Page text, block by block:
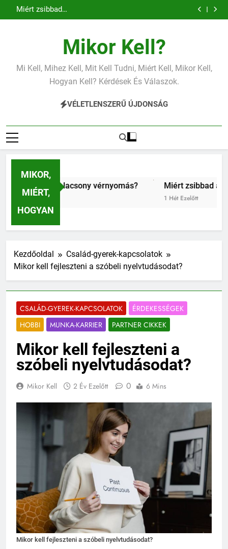
Ugrás
a
Miért fáj a váll?
Miért zsibbad a kéz?
Mit jelent az alacsony vas?
Miért fáj a váll?
Mit jelent az alacsony vérnyomás?
Miért zsibbad a kéz?
Mikor Kell?
Mi Kell, Mihez Kell, Mit Kell Tudni, Miért Kell, Mikor Kell,
Hogyan Kell? Kérdések És Válaszok.
VÉLETLENSZERŰ ÚJDONSÁG
MIKOR,
MIÉRT,
HOGYAN
alacsony vérnyomás? Miért zsibbad a kéz?
Kezdőoldal
Család-gyerek-kapcsolatok
Mikor kell fejleszteni a szóbeli nyelvtudásodat?
CSALÁD-GYEREK-KAPCSOLATOK
ÉRDEKESSÉGEK
HOBBI
MUNKA-KARRIER PARTNER CIKKEK
Mikor kell fejleszteni a
szóbeli nyelvtudásodat?
Mikor Kell 2 Év Ezelőtt 0 6 Mins
Mikor kell fejleszteni a szóbeli nyelvtudásodat?